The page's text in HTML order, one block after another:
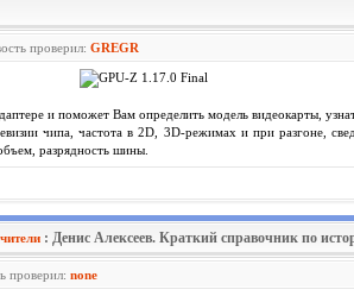
проверил: GREGR
и поможет Вам определить модель видеокарты,
чипа, частота в 2D, 3D-режимах и при разгоне,
разрядность шины.
: Денис Алексеев. Краткий справочник по
проверил: none